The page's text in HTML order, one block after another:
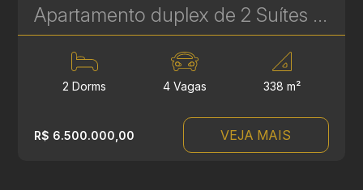
Apartamento duplex de 2 Suítes com vista para o Parque Barigui - 338 m² | Ref. 450
2 Dorms 4 Vagas 338 m²
R$ 6.500.000,00 VEJA MAIS